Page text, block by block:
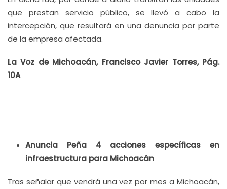
que prestan servicio público, se llevó a cabo la
intercepción, que resultará en una denuncia por parte
de la empresa afectada.
La Voz de Michoacán, Francisco Javier Torres, Pág.
10A
Anuncia Peña 4 acciones específicas en
infraestructura para Michoacán
Tras señalar que vendrá una vez por mes a Michoacán,